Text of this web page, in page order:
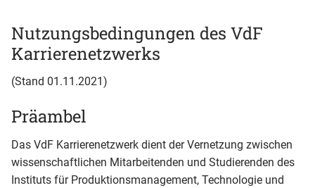
Nutzungsbedingungen des VdF
Karrierenetzwerks
(Stand 01.11.2021)
Präambel
Das VdF Karrierenetzwerk dient der Vernetzung zwischen
wissenschaftlichen Mitarbeitenden und Studierenden des
Instituts für Produktionsmanagement, Technologie und